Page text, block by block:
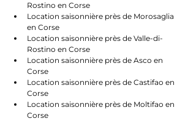
Rostino en Corse
Location saisonnière près de Morosaglia
en Corse
Location saisonnière près de Valle-di-
Rostino en Corse
Location saisonnière près de Asco en
Corse
Location saisonnière près de Castifao en
Corse
Location saisonnière près de Moltifao en
Corse